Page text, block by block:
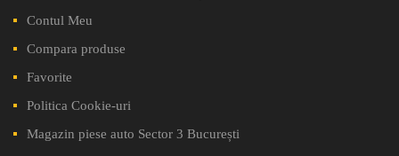
Contul Meu
Compara produse
Favorite
Politica Cookie-uri
Magazin piese auto Sector 3 București